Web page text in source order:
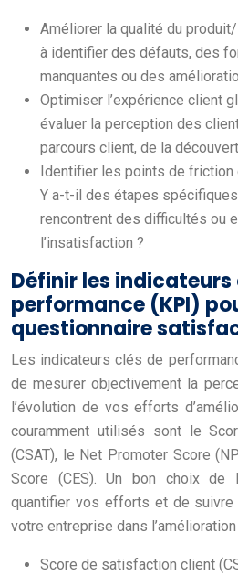
Améliorer la qualité du
à identifier des défauts, des
manquantes ou des
Optimiser l’expérience client
évaluer la perception des
parcours client, de la
Identifier les points de friction
Y a-t-il des étapes
rencontrent des difficultés ou
l’insatisfaction ?
Définir les indicateurs
performance (KPI)
questionnaire
Les indicateurs clés de
de mesurer objectivement la
l’évolution de vos efforts
couramment utilisés sont le
(CSAT), le Net Promoter Score
Score (CES). Un bon choix de
quantifier vos efforts et de
votre entreprise dans
Score de satisfaction client